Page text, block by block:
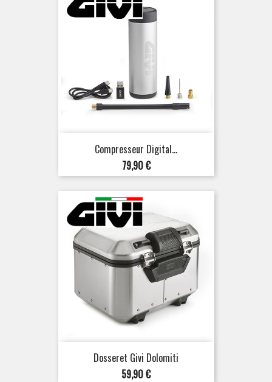
Compresseur Digital...
Prix
79,90 €
Dosseret Givi Dolomiti
Prix
59,90 €